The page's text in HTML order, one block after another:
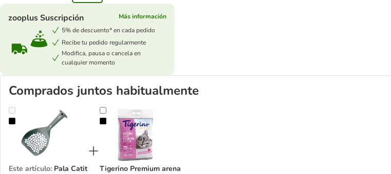
zooplus Suscripción
Más información
5% de descuento* en cada pedido
Recibe tu pedido regularmente
Modifica, pausa o cancela en
cualquier momento
Comprados juntos habitualmente
Pala Catit
Este artículo: Pala Catit
Tigerino Premium arena aglomerante con olor a talco
Tigerino Premium arena